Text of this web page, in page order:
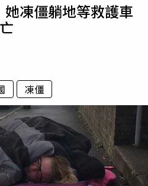
凍僵躺地等救護車
凍僵